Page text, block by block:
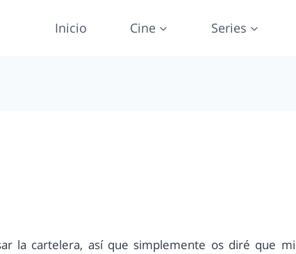
Inicio Cine Series
la cartelera, así que simplemente os diré que mi